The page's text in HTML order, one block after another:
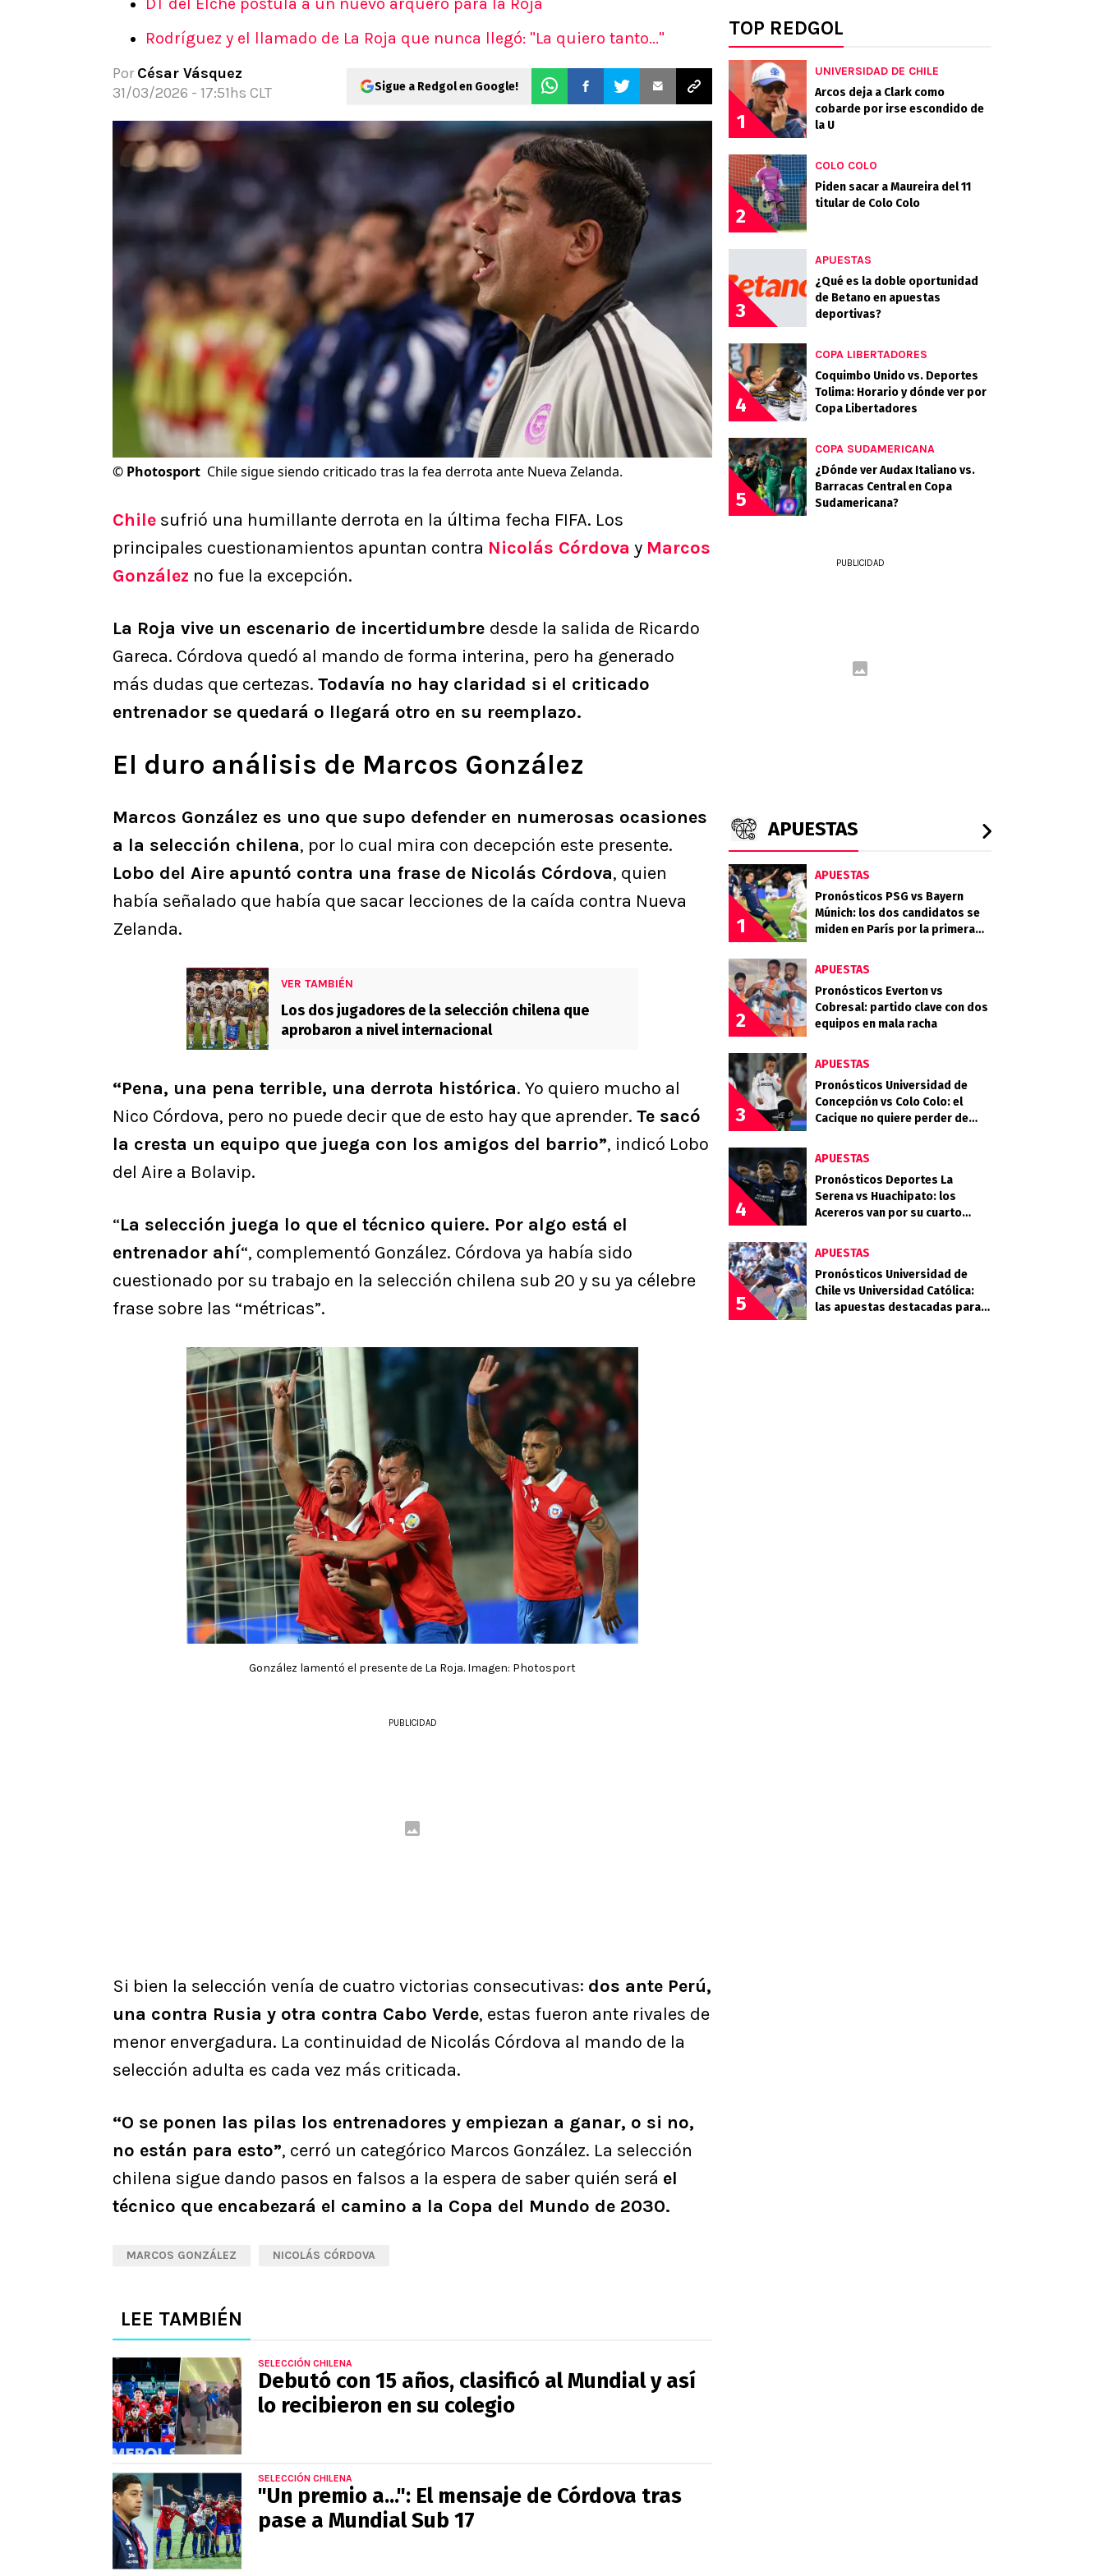
Apuesta del día
Apuestas Mundial 2026
Rodríguez y el llamado de La Roja que nunca llegó: "La quiero tanto..."
Por César Vásquez
31/03/2026 - 17:51hs CLT
Sigue a Redgol en Google!
© Photosport Chile sigue siendo criticado tras la fea derrota ante Nueva Zelanda.
Chile sufrió una humillante derrota en la última fecha FIFA. Los
principales cuestionamientos apuntan contra Nicolás Córdova y Marcos
González no fue la excepción.
La Roja vive un escenario de incertidumbre desde la salida de Ricardo
Gareca. Córdova quedó al mando de forma interina, pero ha generado
más dudas que certezas. Todavía no hay claridad si el criticado
entrenador se quedará o llegará otro en su reemplazo.
El duro análisis de Marcos González
Marcos González es uno que supo defender en numerosas ocasiones
a la selección chilena, por lo cual mira con decepción este presente.
Lobo del Aire apuntó contra una frase de Nicolás Córdova, quien
había señalado que había que sacar lecciones de la caída contra Nueva
Zelanda.
VER TAMBIÉN
Los dos jugadores de la selección chilena que
aprobaron a nivel internacional
“Pena, una pena terrible, una derrota histórica. Yo quiero mucho al
Nico Córdova, pero no puede decir que de esto hay que aprender. Te sacó
la cresta un equipo que juega con los amigos del barrio”, indicó Lobo
del Aire a Bolavip.
“La selección juega lo que el técnico quiere. Por algo está el
entrenador ahí“, complementó González. Córdova ya había sido
cuestionado por su trabajo en la selección chilena sub 20 y su ya célebre
frase sobre las “métricas”.
González lamentó el presente de La Roja. Imagen: Photosport
PUBLICIDAD
Si bien la selección venía de cuatro victorias consecutivas: dos ante Perú,
una contra Rusia y otra contra Cabo Verde, estas fueron ante rivales de
menor envergadura. La continuidad de Nicolás Córdova al mando de la
selección adulta es cada vez más criticada.
“O se ponen las pilas los entrenadores y empiezan a ganar, o si no,
no están para esto”, cerró un categórico Marcos González. La selección
chilena sigue dando pasos en falsos a la espera de saber quién será el
técnico que encabezará el camino a la Copa del Mundo de 2030.
MARCOS GONZÁLEZ NICOLÁS CÓRDOVA
LEE TAMBIÉN
SELECCIÓN CHILENA
Debutó con 15 años, clasificó al Mundial y así
lo recibieron en su colegio
SELECCIÓN CHILENA
"Un premio a...": El mensaje de Córdova tras
pase a Mundial Sub 17
TOP REDGOL
1
UNIVERSIDAD DE CHILE
Arcos deja a Clark como
cobarde por irse escondido de
la U
2
COLO COLO
Piden sacar a Maureira del 11
titular de Colo Colo
3
APUESTAS
¿Qué es la doble oportunidad
de Betano en apuestas
deportivas?
4
COPA LIBERTADORES
Coquimbo Unido vs. Deportes
Tolima: Horario y dónde ver por
Copa Libertadores
5
COPA SUDAMERICANA
¿Dónde ver Audax Italiano vs.
Barracas Central en Copa
Sudamericana?
PUBLICIDAD
APUESTAS
1
APUESTAS
Pronósticos PSG vs Bayern
Múnich: los dos candidatos se
miden en París por la primera
2
APUESTAS
Pronósticos Everton vs
Cobresal: partido clave con dos
equipos en mala racha
3
APUESTAS
Pronósticos Universidad de
Concepción vs Colo Colo: el
Cacique no quiere perder de
4
APUESTAS
Pronósticos Deportes La
Serena vs Huachipato: los
Acereros van por su cuarto
5
APUESTAS
Pronósticos Universidad de
Chile vs Universidad Católica:
las apuestas destacadas para